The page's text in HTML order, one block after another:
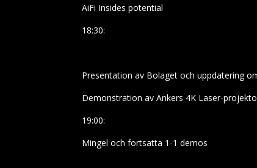
AiFi Insides potential
18:30:
Presentation av Bolaget och uppdatering
Demonstration av Ankers 4K Laser-
19:00:
Mingel och fortsatta 1-1 demos